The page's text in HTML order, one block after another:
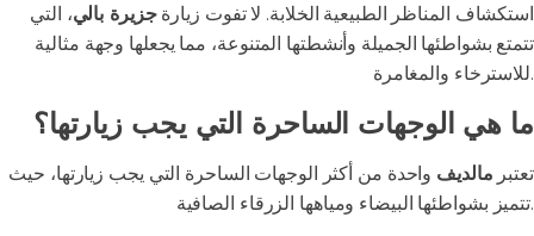
استكشاف المناظر الطبيعية الخلابة. لا تفوت زيارةجزيرة بالي، التي
تتمتع بشواطئها الجميلة وأنشطتها المتنوعة، مما يجعلها وجهة مثالية
للاسترخاء والمغامرة.
ما هي الوجهات الساحرة التي يجب زيارتها؟
تعتبر مالديف واحدة من أكثر الوجهات الساحرة التي يجب زيارتها، حيث
تتميز بشواطئها البيضاء ومياهها الزرقاء الصافية.